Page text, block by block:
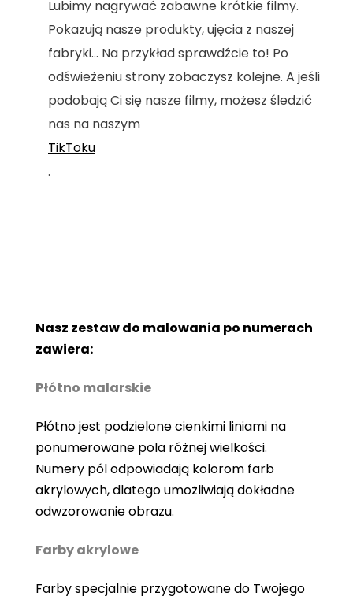
Lubimy nagrywać zabawne krótkie filmy.
Pokazują nasze produkty, ujęcia z naszej
fabryki... Na przykład sprawdźcie to! Po
odświeżeniu strony zobaczysz kolejne. A jeśli
podobają Ci się nasze filmy, możesz śledzić
nas na naszym
TikToku
.
Nasz zestaw do malowania po numerach
zawiera:
Płótno malarskie
Płótno jest podzielone cienkimi liniami na
ponumerowane pola różnej wielkości.
Numery pól odpowiadają kolorom farb
akrylowych, dlatego umożliwiają dokładne
odwzorowanie obrazu.
Farby akrylowe
Farby specjalnie przygotowane do Twojego